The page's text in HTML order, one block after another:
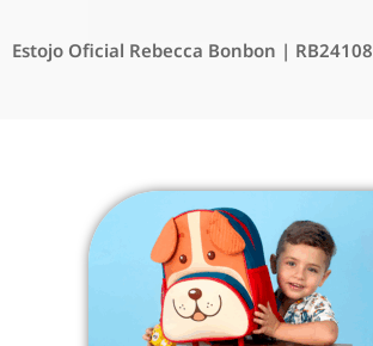
Estojo Oficial Rebecca Bonbon | RB24108